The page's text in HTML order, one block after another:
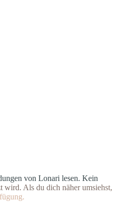
von Lonari lesen. Kein
wird. Als du dich näher umsiehst,